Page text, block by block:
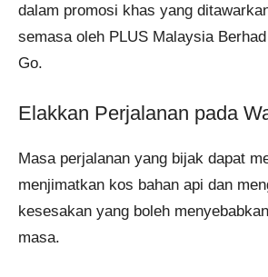
dalam promosi khas yang
semasa oleh PLUS Malaysia Berhad
Go.
Elakkan Perjalanan pada
Masa perjalanan yang bijak dapat
menjimatkan kos bahan api dan
kesesakan yang boleh
masa.